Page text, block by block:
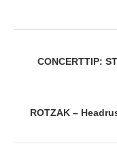
CONCERTTIP:
ROTZAK –